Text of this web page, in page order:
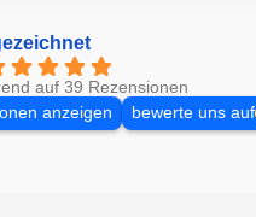
auf 39 Rezensionen
anzeigen
bewerte uns auf